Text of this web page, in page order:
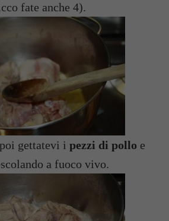
fate anche 4).
gettatevi i pezzi di pollo e
a fuoco vivo.